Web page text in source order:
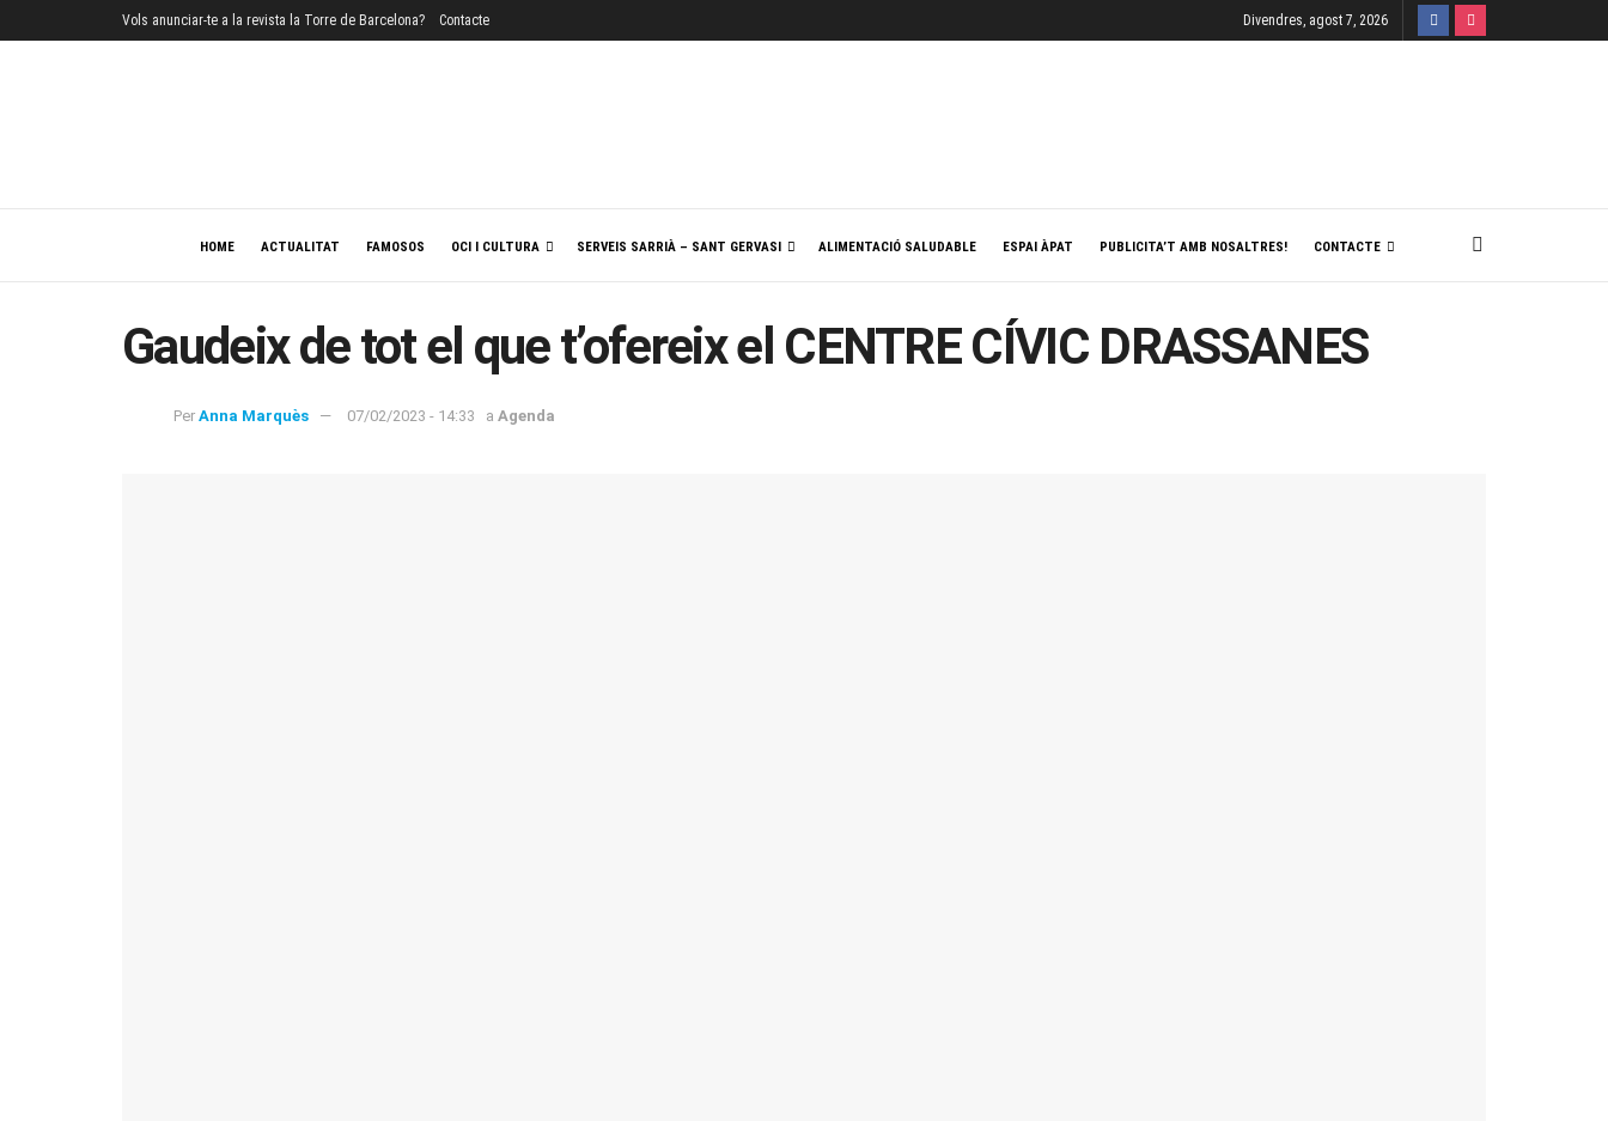
Vols anunciar-te a la revista la Torre de Barcelona? Contacte Divendres, agost 7, 2026
HOME ACTUALITAT FAMOSOS OCI I CULTURA SERVEIS SARRIÀ – SANT GERVASI ALIMENTACIÓ SALUDABLE ESPAI ÀPAT PUBLICITA’T AMB NOSALTRES! CONTACTE
Gaudeix de tot el que t’ofereix el CENTRE CÍVIC DRASSANES
Per Anna Marquès 07/02/2023 - 14:33 a Agenda